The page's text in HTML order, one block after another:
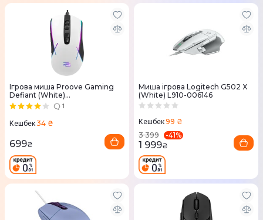
Ігрова миша Proove Gaming
Defiant (White)
CMDE00000102
1
Кешбек34 ₴
699₴
Миша ігрова Logitech G502 X
(White) L910-006146
Кешбек99 ₴
3 399
-41%
1 999₴